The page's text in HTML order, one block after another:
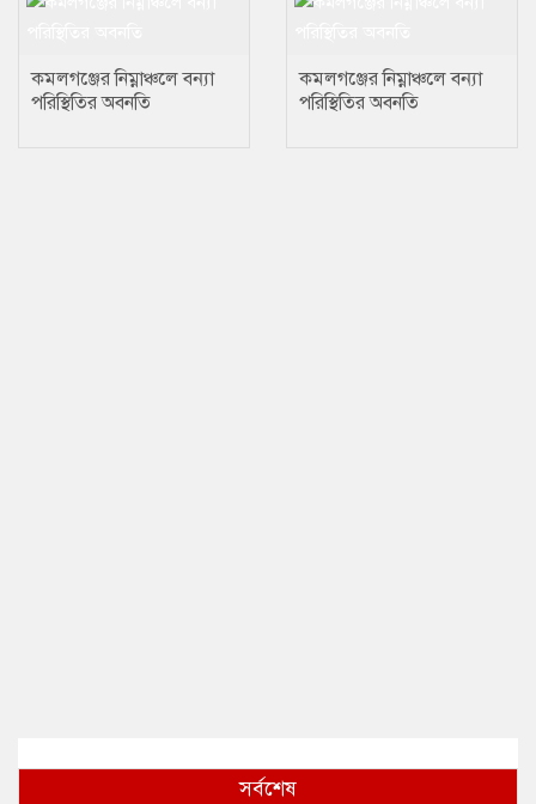
কমলগঞ্জের নিম্নাঞ্চলে বন্যা
পরিস্থিতির অবনতি
কমলগঞ্জের নিম্নাঞ্চলে বন্যা
পরিস্থিতির অবনতি
সর্বশেষ